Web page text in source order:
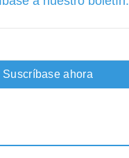
Suscríbase ahora